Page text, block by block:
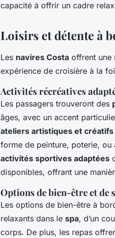
capacité à offrir un cadre
Loisirs et détente à
Les navires Costa offrent une
expérience de croisière à la
Activités récréatives
Les passagers trouveront des
âges, avec un accent
ateliers artistiques et créatifs
forme de peinture, poterie, ou
activités sportives adaptées
disponibles, offrant une
Options de bien-être et de
Les options de bien-être à
relaxants dans le spa, d’un
corps. De plus, les repas